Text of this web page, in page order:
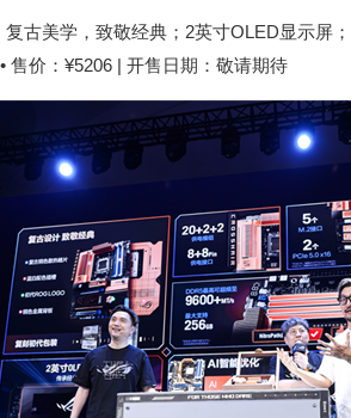
复古美学，致敬经典；2英寸OLED显示屏
售价：¥5206 | 开售日期：敬请期待